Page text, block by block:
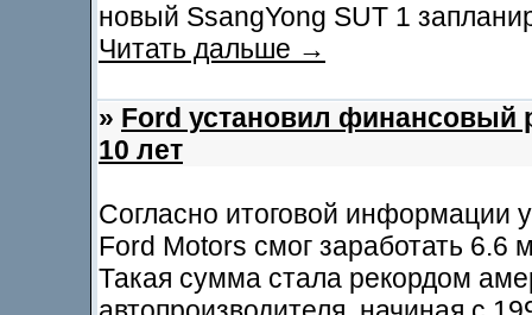
новый SsangYong SUT 1
Читать дальше →
» Ford установил финансовый
10 лет
Согласно итоговой информации
Ford Motors смог заработать 6.6
Такая сумма стала рекордом